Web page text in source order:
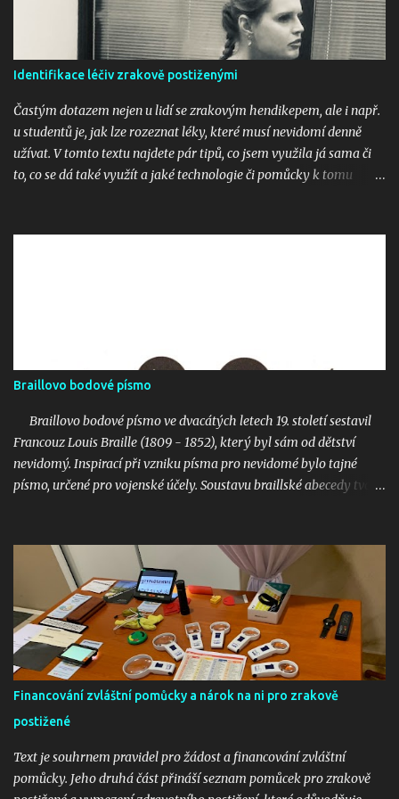
e
Identifikace léčiv zrakově postiženými
Častým dotazem nejen u lidí se zrakovým hendikepem, ale i např.
u studentů je, jak lze rozeznat léky, které musí nevidomí denně
užívat. V tomto textu najdete pár tipů, co jsem využila já sama či
to, co se dá také využít a jaké technologie či pomůcky k tomu
spárovaná s magnetkami či samolepkami, ve kterých jsou čipy a k
hlasových etiket PENfriend 3 (tyflopomucky.cz) 2. Znalost
Braillova bodového písma Již pár let tomu je, že na krabičkách s
Protože: „Ustanovení § 37 odst. 1 zákona o lé...
Braillovo bodové písmo
Braillovo bodové písmo ve dvacátých letech 19. století sestavil
Francouz Louis Braille (1809 - 1852), který byl sám od dětství
nevidomý. Inspirací při vzniku písma pro nevidomé bylo tajné
písmo, určené pro vojenské účely. Soustavu braillské abecedy tvoří
definovanou velikost, vzájemnou vzdálenost a polohu tak, aby vše
odpovídalo fyziologii hmatového vnímání. Písmo je tištěno
reliéfně, a tak je čitelné hmatem. Bodovým písmem jsou tištěny
knihy a časopisy. Písmo je dnes rozšířeno po celém světě a jeho
využití je všestranné. Vedle písmen a číslic je možné zaznamenat
interpunkční znaménka, značky matematické, fyzikální, chemické
a astronomické, ale také celý systém notového zápisu nebo
šachovou notaci. Bodové písmo je využíváno i při práci s
počítačem, kdy se na tzv. braillském řádku objevují informace z
Financování zvláštní pomůcky a nárok na ni pro zrakově
postižené
Text je souhrnem pravidel pro žádost a financování zvláštní
pomůcky. Jeho druhá část přináší seznam pomůcek pro zrakově